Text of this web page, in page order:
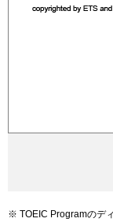
TOEIC Programのデ